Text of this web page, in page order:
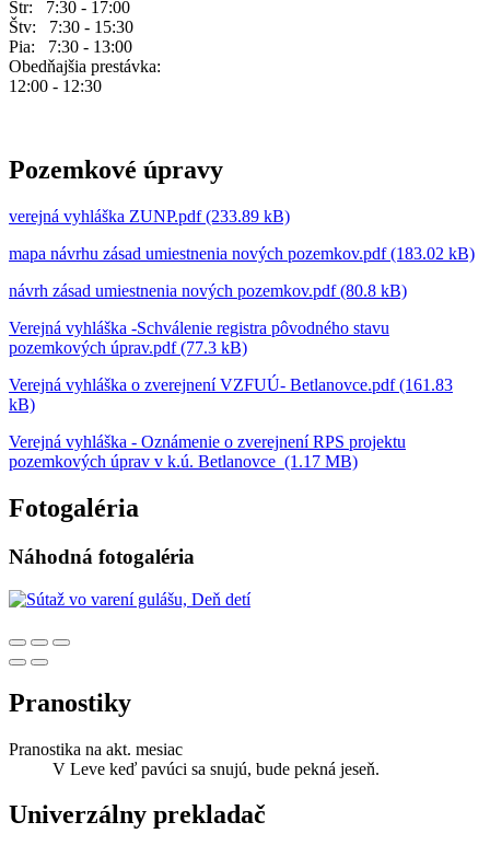
Str: 7:30 - 17:00
Štv: 7:30 - 15:30
Pia: 7:30 - 13:00
Obedňajšia prestávka:
12:00 - 12:30
Pozemkové úpravy
verejná vyhláška ZUNP.pdf (233.89 kB)
mapa návrhu zásad umiestnenia nových pozemkov.pdf (183.02 kB)
návrh zásad umiestnenia nových pozemkov.pdf (80.8 kB)
Verejná vyhláška -Schválenie registra pôvodného stavu
pozemkových úprav.pdf (77.3 kB)
Verejná vyhláška o zverejnení VZFUÚ- Betlanovce.pdf (161.83
kB)
Verejná vyhláška - Oznámenie o zverejnení RPS projektu
pozemkových úprav v k.ú. Betlanovce (1.17 MB)
Fotogaléria
Náhodná fotogaléria
Pranostiky
Pranostika na akt. mesiac
V Leve keď pavúci sa snujú, bude pekná jeseň.
Univerzálny prekladač